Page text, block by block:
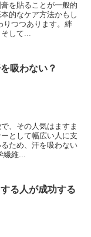
を貼ることが一般的
的なケア方法かもし
りつつあります。絆
して...
吸わない？
、その人気はますま
として幅広い人に支
ため、汗を吸わない
維...
る人が成功する